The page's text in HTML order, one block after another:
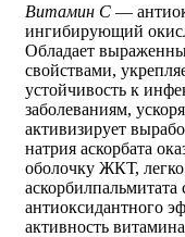
Витамин С —
ингибирующий
Обладает
свойствами,
устойчивость к
заболеваниям,
активизирует
натрия аскорбата
оболочку ЖКТ,
аскорбилпальмитата
антиоксидантного
активность